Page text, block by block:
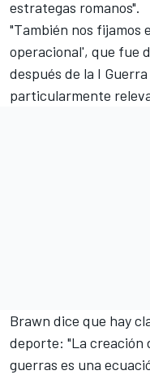
estrategas romanos".
"También nos fijamos
operacional', que fue
después de la I
particularmente
Brawn dice que hay
deporte: "La creación
guerras es una